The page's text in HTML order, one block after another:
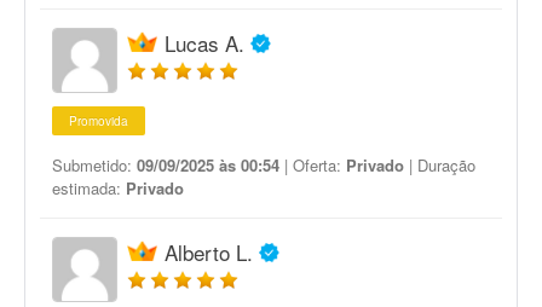
Lucas A.
Promovida
Submetido: 09/09/2025 às 00:54 | Oferta: Privado | Duração
estimada: Privado
Alberto L.